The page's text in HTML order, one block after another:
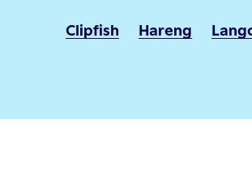
Clipfish Hareng